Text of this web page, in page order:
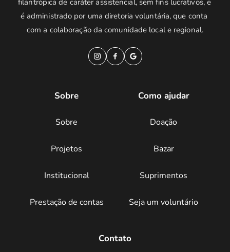
filantrópica de caráter assistencial, sem fins lucrativos, e
é administrado por uma diretoria voluntária, que conta
com a colaboração da comunidade local e regional.
Sobre
Sobre
Projetos
Institucional
Prestação de contas
Como ajudar
Doação
Bazar
Suprimentos
Seja um voluntário
Contato